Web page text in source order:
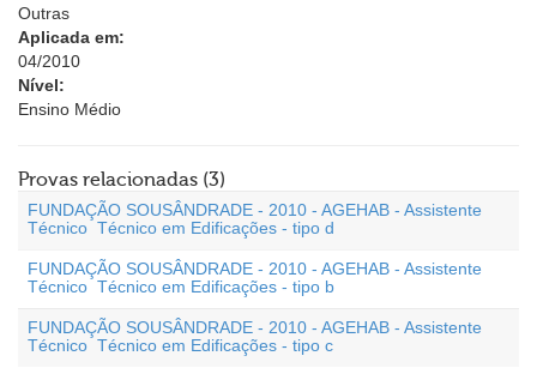
Outras
Aplicada em:
04/2010
Nível:
Ensino Médio
Provas relacionadas (3)
FUNDAÇÃO SOUSÂNDRADE - 2010 - AGEHAB - Assistente
Técnico  Técnico em Edificações - tipo d
FUNDAÇÃO SOUSÂNDRADE - 2010 - AGEHAB - Assistente
Técnico  Técnico em Edificações - tipo b
FUNDAÇÃO SOUSÂNDRADE - 2010 - AGEHAB - Assistente
Técnico  Técnico em Edificações - tipo c